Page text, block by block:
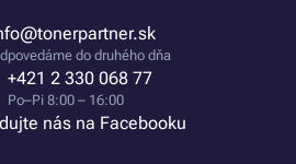
do druhého dňa
+421 2 330 068 77
Po–Pi 8:00 – 16:00
nás na Facebooku